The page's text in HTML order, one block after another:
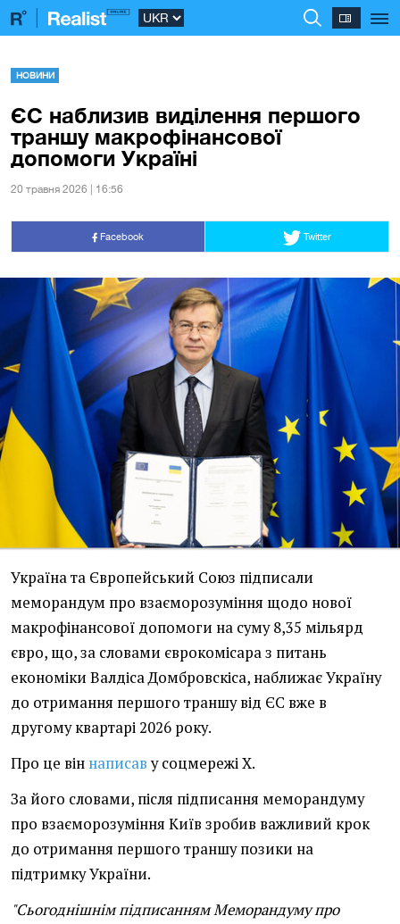
НОВИНИ
ЄС наблизив виділення першого
траншу макрофінансової
допомоги Україні
20 травня 2026 | 16:56
Facebook Twitter
Україна та Європейський Союз підписали
меморандум про взаєморозуміння щодо нової
макрофінансової допомоги на суму 8,35 мільярд
євро, що, за словами єврокомісара з питань
економіки Валдіса Домбровскіса, наближає Україну
до отримання першого траншу від ЄС вже в
другому квартарі 2026 року.
Про це він написаву соцмережі X.
За його словами, після підписання меморандуму
про взаєморозуміння Київ зробив важливий крок
до отримання першого траншу позики на
підтримку України.
"Сьогоднішнім підписанням Меморандуму про